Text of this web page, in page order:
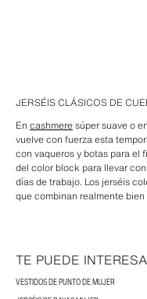
JERSÉIS CLÁSICOS DE
En cashmeresúper suave o
vuelve con fuerza esta
con vaqueros y botas para el
del color block para llevar
días de trabajo. Los jerséis
que combinan realmente
TE PUEDE
VESTIDOS DE PUNTO DE MUJER